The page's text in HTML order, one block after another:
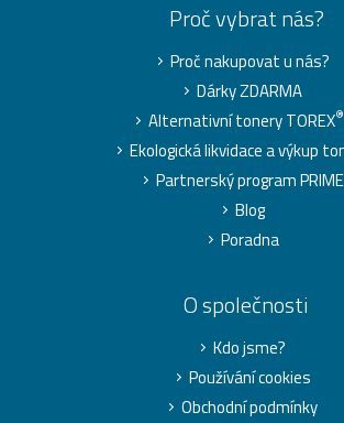
Proč vybrat nás?
Proč nakupovat u nás?
Dárky ZDARMA
Alternativní tonery TOREX®
Ekologická likvidace a výkup
Partnerský program PRIME
Blog
Poradna
O společnosti
Kdo jsme?
Používání cookies
Obchodní podmínky